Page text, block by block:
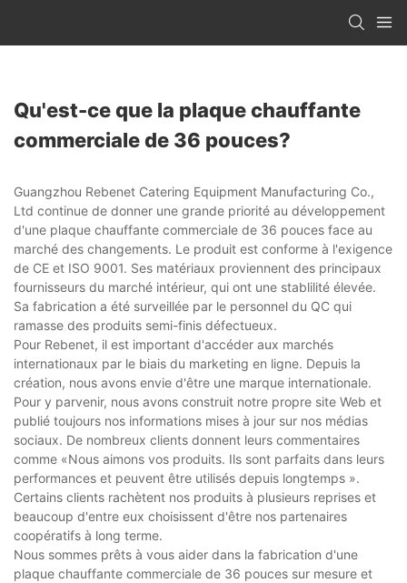
Qu'est-ce que la plaque chauffante
commerciale de 36 pouces?
Guangzhou Rebenet Catering Equipment Manufacturing Co.,
Ltd continue de donner une grande priorité au développement
d'une plaque chauffante commerciale de 36 pouces face au
marché des changements. Le produit est conforme à l'exigence
de CE et ISO 9001. Ses matériaux proviennent des principaux
fournisseurs du marché intérieur, qui ont une stablilité élevée.
Sa fabrication a été surveillée par le personnel du QC qui
ramasse des produits semi-finis défectueux.
Pour Rebenet, il est important d'accéder aux marchés
internationaux par le biais du marketing en ligne. Depuis la
création, nous avons envie d'être une marque internationale.
Pour y parvenir, nous avons construit notre propre site Web et
publié toujours nos informations mises à jour sur nos médias
sociaux. De nombreux clients donnent leurs commentaires
comme «Nous aimons vos produits. Ils sont parfaits dans leurs
performances et peuvent être utilisés depuis longtemps ».
Certains clients rachètent nos produits à plusieurs reprises et
beaucoup d'entre eux choisissent d'être nos partenaires
coopératifs à long terme.
Nous sommes prêts à vous aider dans la fabrication d'une
plaque chauffante commerciale de 36 pouces sur mesure et